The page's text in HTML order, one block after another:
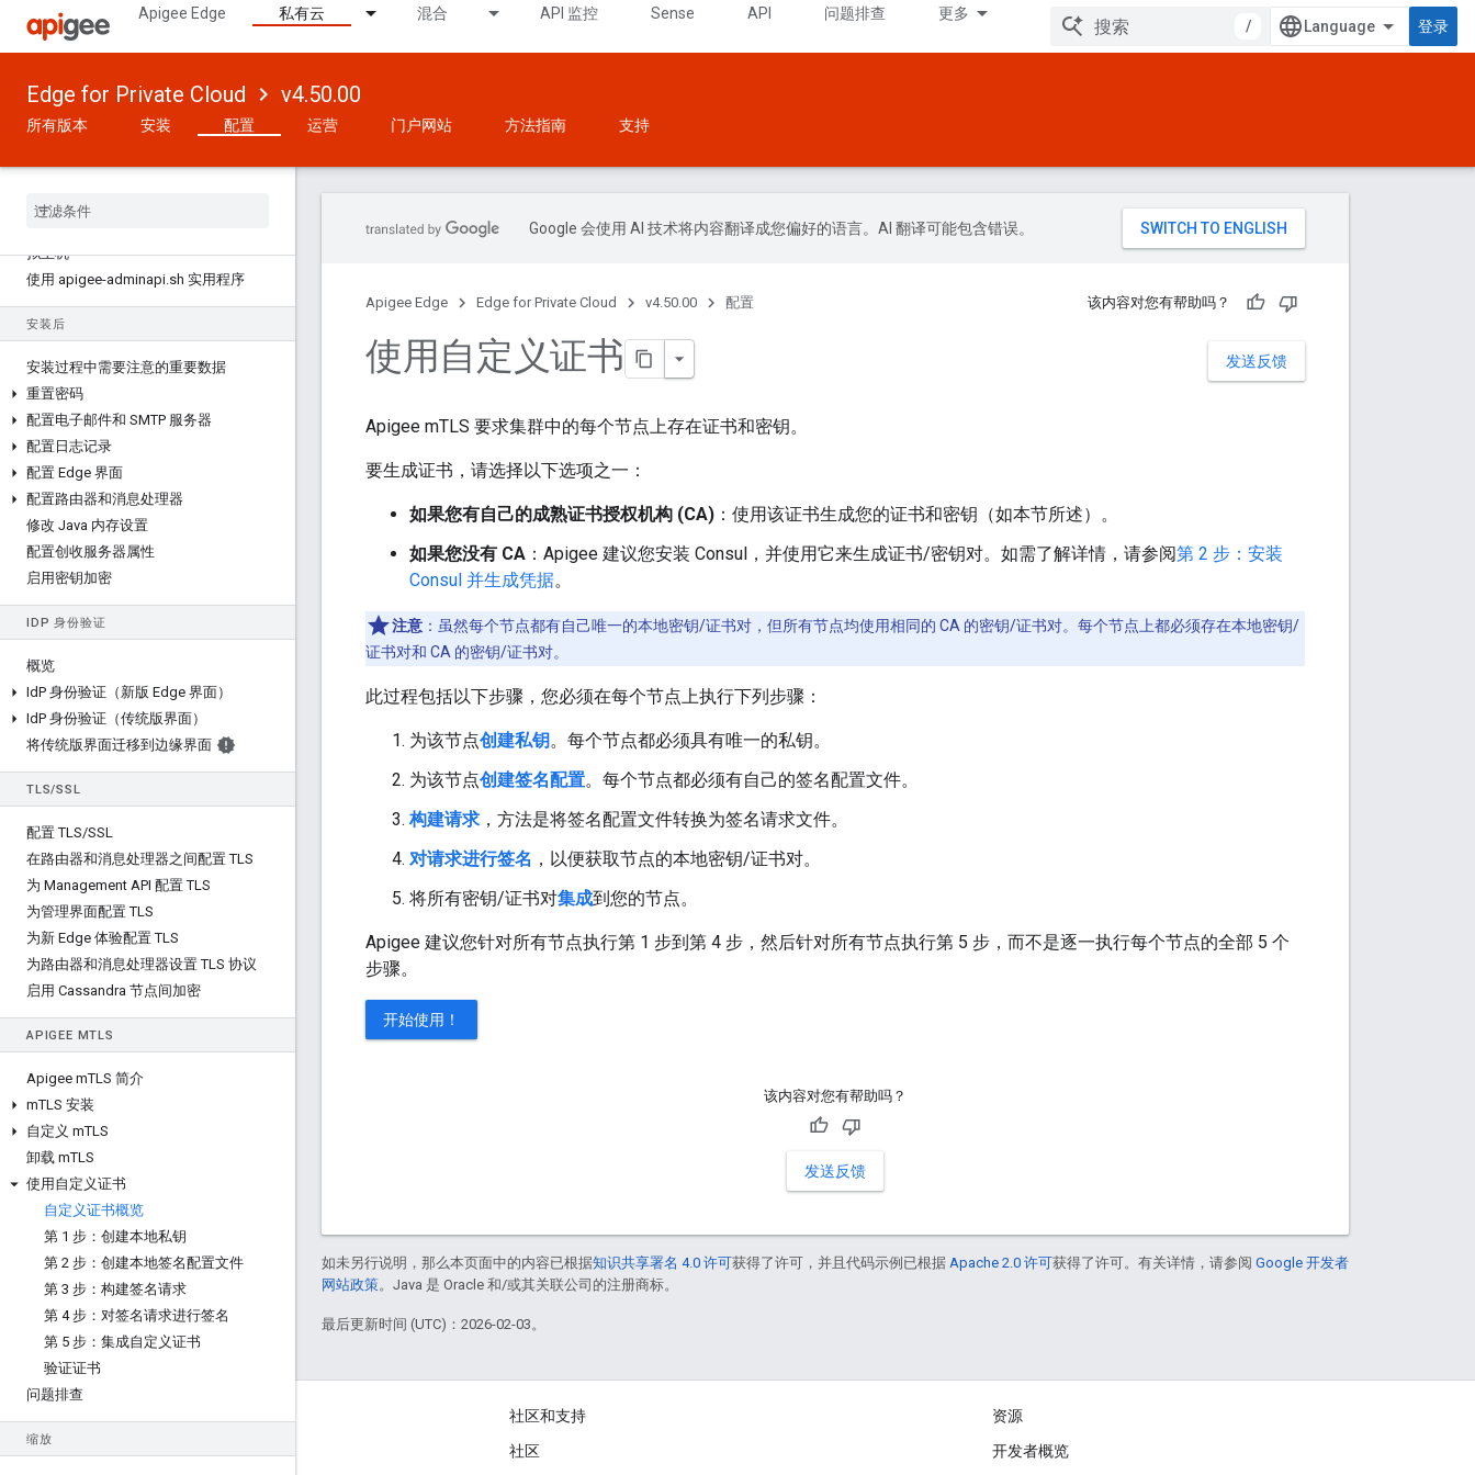
Apigee Edge 私有云 混合 API 监控 Sense API 问题排查 更多
/ 登录
Edge for Private Cloud v4.50.00
所有版本 安装 配置 运营 门户网站 方法指南 支持
版本 4.50.00
如何配置 Edge
拟主机
使用 apigee-adminapi.sh 实用程序
安装后
安装过程中需要注意的重要数据
重置密码
配置电子邮件和 SMTP 服务器
配置日志记录
配置 Edge 界面
配置路由器和消息处理器
修改 Java 内存设置
配置创收服务器属性
启用密钥加密
IDP 身份验证
概览
IdP 身份验证（新版 Edge 界面）
IdP 身份验证（传统版界面）
将传统版界面迁移到边缘界面
TLS/SSL
配置 TLS/SSL
在路由器和消息处理器之间配置 TLS
为 Management API 配置 TLS
为管理界面配置 TLS
为新 Edge 体验配置 TLS
为路由器和消息处理器设置 TLS 协议
启用 Cassandra 节点间加密
APIGEE MTLS
Apigee mTLS 简介
mTLS 安装
自定义 mTLS
卸载 mTLS
使用自定义证书
自定义证书概览
第 1 步：创建本地私钥
第 2 步：创建本地签名配置文件
第 3 步：构建签名请求
第 4 步：对签名请求进行签名
第 5 步：集成自定义证书
验证证书
问题排查
缩放
Google 会使用 AI 技术将内容翻译成您偏好的语言。AI 翻译可能包含错误。
Apigee Edge Edge for Private Cloud v4.50.00 配置 该内容对您有帮助吗？
发送反馈
使用自定义证书
Apigee mTLS 要求集群中的每个节点上存在证书和密钥。
要生成证书，请选择以下选项之一：
如果您有自己的成熟证书授权机构 (CA) ：使用该证书生成您的证书和密钥（如本节所述）。
如果您没有 CA ：Apigee 建议您安装 Consul，并使用它来生成证书/密钥对。如需了解详情，请参阅第 2 步：安装
Consul 并生成凭据。
注意 ：虽然每个节点都有自己唯一的本地密钥/证书对，但所有节点均使用相同的 CA 的密钥/证书对。每个节点上都必须存在本地密钥/
证书对和 CA 的密钥/证书对。
此过程包括以下步骤，您必须在每个节点上执行下列步骤：
为该节点创建私钥。每个节点都必须具有唯一的私钥。
为该节点创建签名配置。每个节点都必须有自己的签名配置文件。
构建请求 ，方法是将签名配置文件转换为签名请求文件。
对请求进行签名 ，以便获取节点的本地密钥/证书对。
将所有密钥/证书对集成到您的节点。
Apigee 建议您针对所有节点执行第 1 步到第 4 步，然后针对所有节点执行第 5 步，而不是逐一执行每个节点的全部 5 个
步骤。
开始使用！
该内容对您有帮助吗？
发送反馈
如未另行说明，那么本页面中的内容已根据知识共享署名 4.0 许可获得了许可，并且代码示例已根据 Apache 2.0 许可获得了许可。有关详情，请参阅 Google 开发者
网站政策。Java 是 Oracle 和/或其关联公司的注册商标。
最后更新时间 (UTC)：2026-02-03。
We're part of Google
社区和支持
社区
资源
开发者概览